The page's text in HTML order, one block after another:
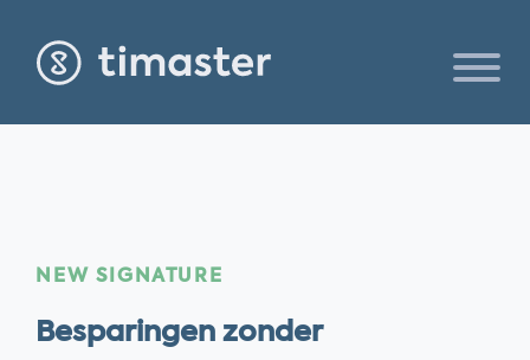
NEW SIGNATURE
Besparingen zonder